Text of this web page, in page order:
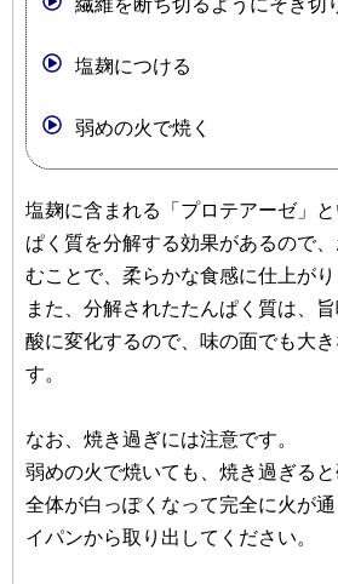
塩麹につける
弱めの火で焼く
塩麹に含まれる「プロテアーゼ」
ぱく質を分解する効果があるので
むことで、柔らかな食感に仕上がり
また、分解されたたんぱく質は、
酸に変化するので、味の面でも大
す。
なお、焼き過ぎには注意です。
弱めの火で焼いても、焼き過ぎると
全体が白っぽくなって完全に火が
イパンから取り出してください。